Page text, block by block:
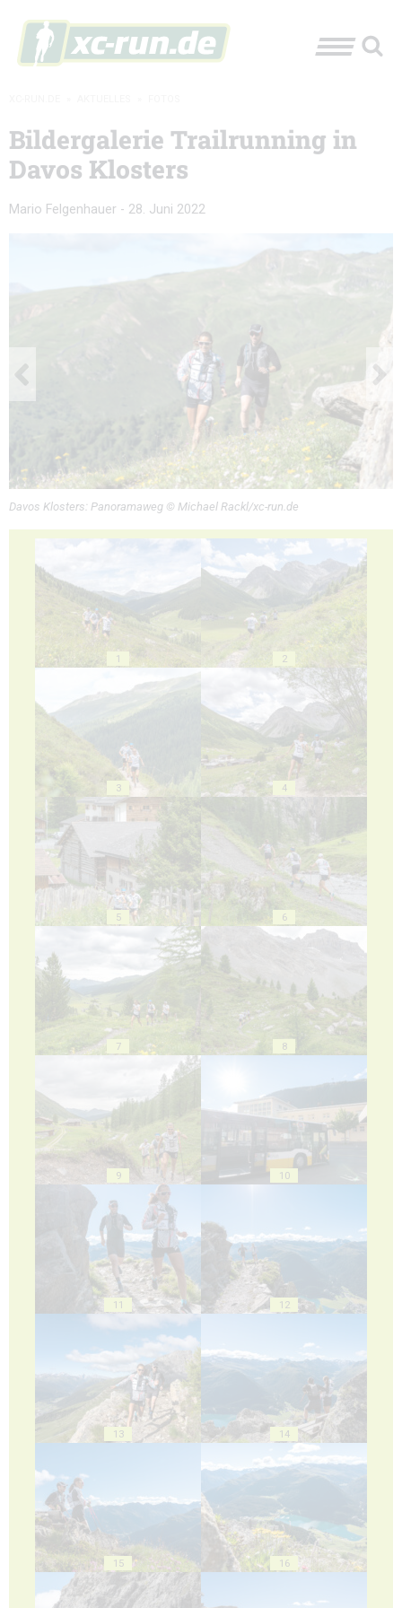
Bildergalerie Trailrunning in
Davos Klosters
Mario Felgenhauer - 28. Juni 2022
Davos Klosters: Panoramaweg © Michael Rackl/xc-run.de
1 2
3 4
5 6
7 8
9 10
11 12
13 14
15 16